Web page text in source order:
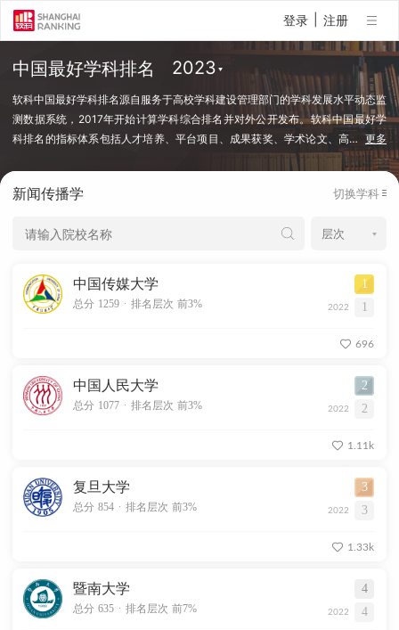
登录 注册
中国最好学科排名
…更多
软科中国最好学科排名源自服务于高校学科建设管理部门的学科发展水平动态监
测数据系统，2017年开始计算学科综合排名并对外公开发布。软科中国最好学
科排名的指标体系包括人才培养、平台项目、成果获奖、学术论文、高
端人才等指标类别，使用百余项学科建设管理中密切关注的指标变量，强调通过
好学科排名采用的学科口径是国务院学位委员会、教育部颁布的《研究生教育学
对象是在该学科设有研究生学位授权点的所有高校，发布的是在该学科排名前
业学位类别，涉及超过500所高校的上万个学科点（查看排名方法）。
新闻传播学 切换学科
中国传媒大学 1
总分 1259 . 排名层次 前3% 2022 1
696
中国人民大学 2
总分 1077 . 排名层次 前3% 2022 2
1.11k
复旦大学 3
总分 854 . 排名层次 前3% 2022 3
1.33k
暨南大学 4
总分 635 . 排名层次 前7% 2022 4